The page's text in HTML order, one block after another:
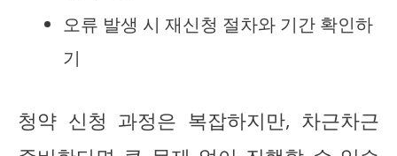
오류 발생 시 재신청 절차와 기간 확인하
기
청약 신청 과정은 복잡하지만, 차근차근